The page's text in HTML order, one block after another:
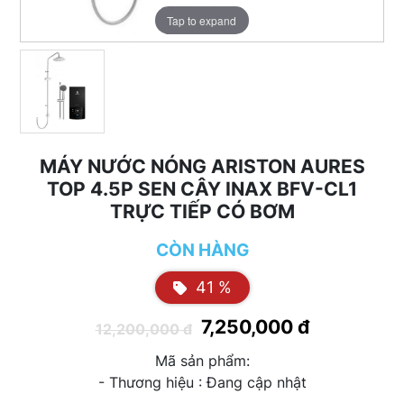
Tap to expand
MÁY NƯỚC NÓNG ARISTON AURES
TOP 4.5P SEN CÂY INAX BFV-CL1
TRỰC TIẾP CÓ BƠM
CÒN HÀNG
41 %
12,200,000 đ 7,250,000 đ
Mã sản phẩm:
- Thương hiệu : Đang cập nhật